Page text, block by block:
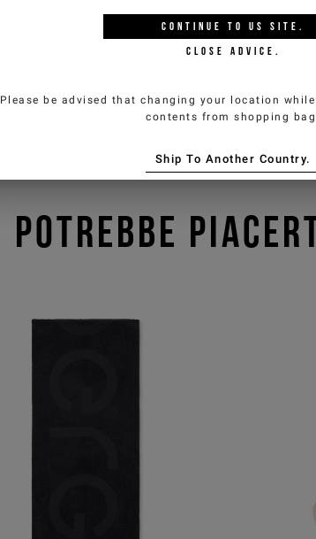
POTREBBE
CONTINUE TO US SITE.
CLOSE ADVICE.
Please be advised that changing your location
contents from shopping
Ship To Another Country.